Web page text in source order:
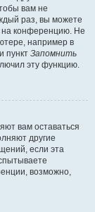
вам не
раз, вы можете
на конференцию. Не
например в
пункт Запомнить
эту функцию.
вам оставаться
другие
если эта
возможно,